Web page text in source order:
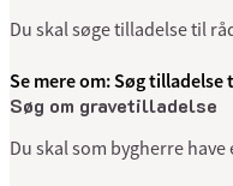
Du skal søge tilladelse til
Se mere om: Søg
Søg om gravetilladelse
Du skal som bygherre